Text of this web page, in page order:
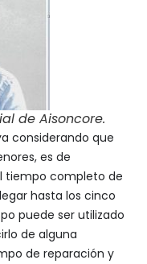
de Aisoncore.
considerando que
es de
tiempo completo de
hasta los cinco
puede ser utilizado
de alguna
de reparación y